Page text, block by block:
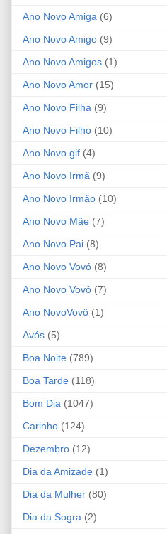
Ano Novo Amiga (6)
Ano Novo Amigo (9)
Ano Novo Amigos (1)
Ano Novo Amor (15)
Ano Novo Filha (9)
Ano Novo Filho (10)
Ano Novo gif (4)
Ano Novo Irmã (9)
Ano Novo Irmão (10)
Ano Novo Mãe (7)
Ano Novo Pai (8)
Ano Novo Vovó (8)
Ano Novo Vovô (7)
Ano NovoVovô (1)
Avós (5)
Boa Noite (789)
Boa Tarde (118)
Bom Dia (1047)
Carinho (124)
Dezembro (12)
Dia da Amizade (1)
Dia da Mulher (80)
Dia da Sogra (2)